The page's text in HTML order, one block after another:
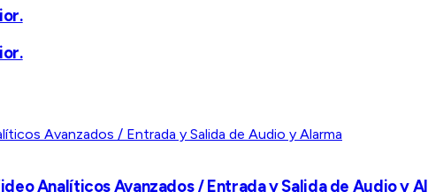
Analíticos Avanzados / Entrada y Salida de Audio y